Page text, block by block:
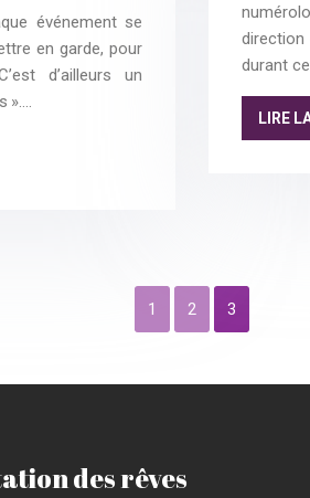
événement se
en garde, pour
d’ailleurs un
direction
durant
LIRE
1 2 3
des rêves